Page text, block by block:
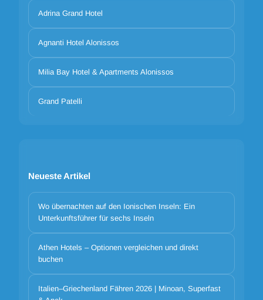
Adrina Grand Hotel
Agnanti Hotel Alonissos
Milia Bay Hotel & Apartments Alonissos
Grand Patelli
Neueste Artikel
Wo übernachten auf den Ionischen Inseln: Ein
Unterkunftsführer für sechs Inseln
Athen Hotels – Optionen vergleichen und direkt
buchen
Italien–Griechenland Fähren 2026 | Minoan, Superfast